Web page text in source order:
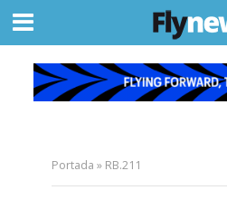
Portada » RB.211